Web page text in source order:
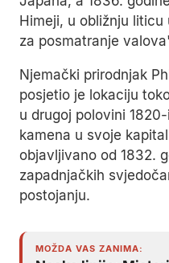
Himeji, u obližnju
za posmatranje
Njemački prirodnjak
posjetio je lokaciju
u drugoj polovini
kamena u svoje
objavljivano od 1832.
zapadnjačkih
postojanju.
MOŽDA VAS ZANIMA: